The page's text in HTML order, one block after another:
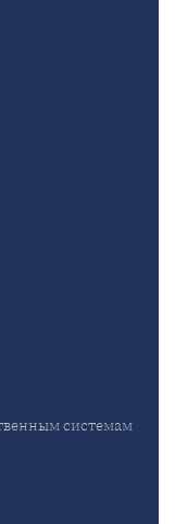
системам